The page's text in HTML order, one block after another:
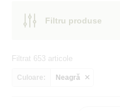
Filtru produse
Filtrat 653 articole
Culoare: Neagră